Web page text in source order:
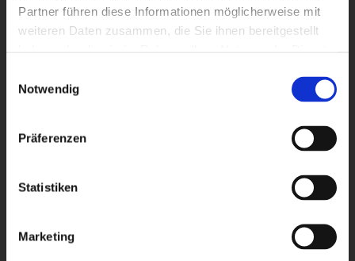
Partner führen diese Informationen möglicherweise mit
weiteren Daten zusammen, die Sie ihnen bereitgestellt
Notwendig
Präferenzen
Statistiken
MarketingHACK24